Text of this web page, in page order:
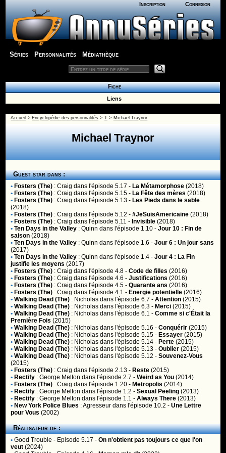
Inscription Connexion
Séries Personnalités Médiathèque
Fiche
Liens
Accueil > Encyclopédie des personnalités > T> Michael Traynor
Michael Traynor
Guest star dans :
• Fosters (The) :Craig dans l'épisode 5.17 - La Métamorphose (2018)
• Fosters (The) :Craig dans l'épisode 5.15 - La Fête des mères (2018)
• Fosters (The) :Craig dans l'épisode 5.13 - Les Pieds dans le sable
(2018)
• Fosters (The) :Craig dans l'épisode 5.12 -#JeSuisAmericaine (2018)
• Fosters (The) :Craig dans l'épisode 5.11 - Invisible (2018)
• Ten Days in the Valley :Quinn dans l'épisode 1.10 -Jour 10 : Fin de
saison (2018)
• Ten Days in the Valley :Quinn dans l'épisode 1.6 -Jour 6 : Un jour sans
(2017)
• Ten Days in the Valley :Quinn dans l'épisode 1.4 -Jour 4 : La Fin
justifie les moyens (2017)
• Fosters (The) :Craig dans l'épisode 4.8 -Code de filles (2016)
• Fosters (The) :Craig dans l'épisode 4.6 -Justifications (2016)
• Fosters (The) :Craig dans l'épisode 4.5 -Quarante ans (2016)
• Fosters (The) :Craig dans l'épisode 4.1 - Energie potentielle (2016)
• Walking Dead (The) : Nicholas dans l'épisode 6.7 -Attention (2015)
• Walking Dead (The) : Nicholas dans l'épisode 6.3 - Merci (2015)
• Walking Dead (The) : Nicholas dans l'épisode 6.1 -Comme si c'Était la
Première Fois (2015)
• Walking Dead (The) : Nicholas dans l'épisode 5.16 -Conquérir (2015)
• Walking Dead (The) : Nicholas dans l'épisode 5.15 - Essayer (2015)
• Walking Dead (The) : Nicholas dans l'épisode 5.14 - Perte (2015)
• Walking Dead (The) : Nicholas dans l'épisode 5.13 -Oublier (2015)
• Walking Dead (The) : Nicholas dans l'épisode 5.12 -Souvenez-Vous
(2015)
• Fosters (The) :Craig dans l'épisode 2.13 - Reste (2015)
• Rectify :George Melton dans l'épisode 2.7 -Weird as You (2014)
• Fosters (The) :Craig dans l'épisode 1.20 - Metropolis (2014)
• Rectify :George Melton dans l'épisode 1.2 -Sexual Peeling (2013)
• Rectify :George Melton dans l'épisode 1.1 -Always There (2013)
• New York Police Blues :Agresseur dans l'épisode 10.2 -Une Lettre
pour Vous (2002)
Réalisateur de :
• Good Trouble - Episode 5.17 -On n'obtient pas toujours ce que l'on
veut (2024)